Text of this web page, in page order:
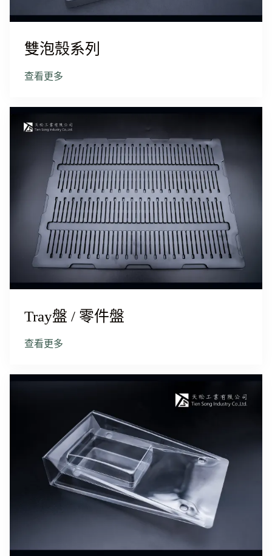
雙泡殼系列
查看更多
Tray盤 / 零件盤
查看更多